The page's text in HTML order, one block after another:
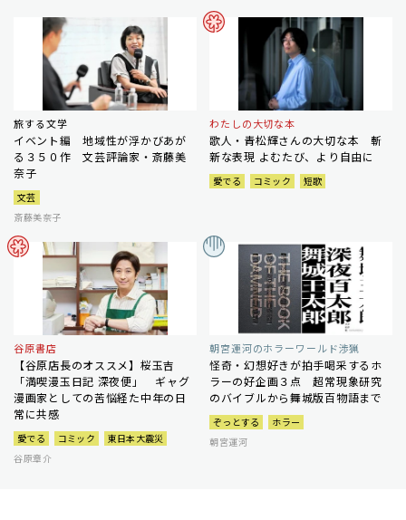
旅する文学
イベント編 地域性が浮かびあが
る３５０作 文芸評論家・斎藤美
奈子
文芸
斎藤美奈子
わたしの大切な本
歌人・青松輝さんの大切な本 斬
新な表現 よむたび、より自由に
愛でる コミック 短歌
谷原書店
【谷原店長のオススメ】桜玉吉
「満喫漫玉日記 深夜便」 ギャグ
漫画家としての苦悩経た中年の日
常に共感
愛でる コミック
東日本大震災
谷原章介
朝宮運河のホラーワールド渉猟
怪奇・幻想好きが拍手喝采するホ
ラーの好企画３点 超常現象研究
のバイブルから舞城版百物語まで
ぞっとする
ホラー
朝宮運河